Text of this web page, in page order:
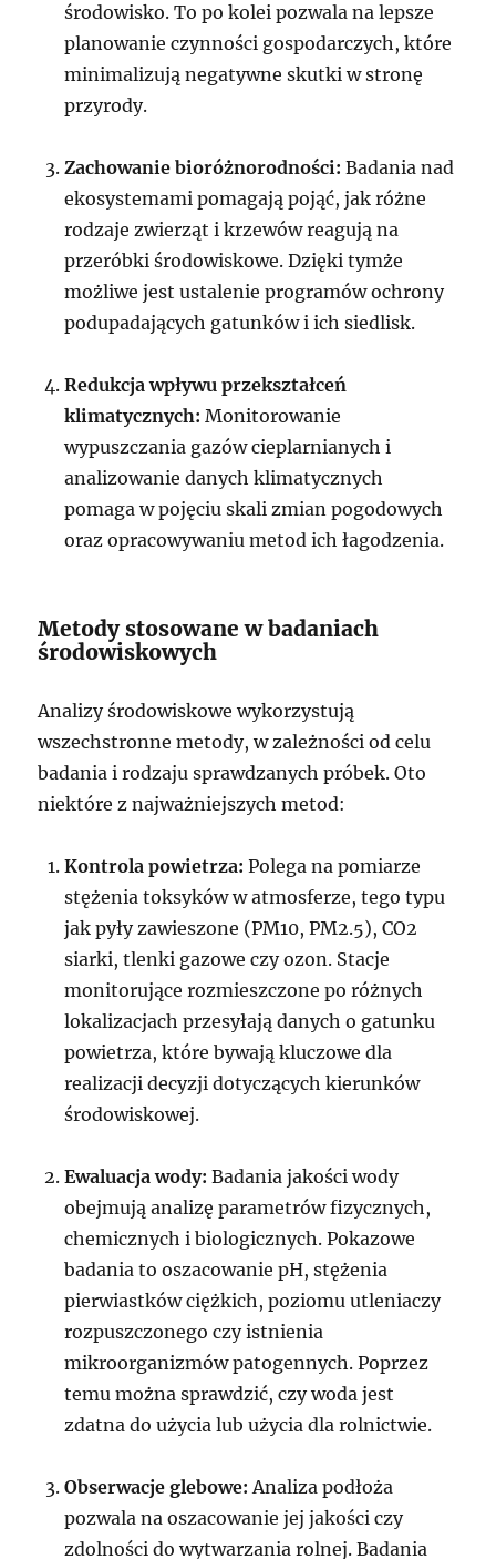
środowisko. To po kolei pozwala na lepsze
planowanie czynności gospodarczych, które
minimalizują negatywne skutki w stronę
przyrody.
Zachowanie bioróżnorodności: Badania nad
ekosystemami pomagają pojąć, jak różne
rodzaje zwierząt i krzewów reagują na
przeróbki środowiskowe. Dzięki tymże
możliwe jest ustalenie programów ochrony
podupadających gatunków i ich siedlisk.
Redukcja wpływu przekształceń
klimatycznych: Monitorowanie
wypuszczania gazów cieplarnianych i
analizowanie danych klimatycznych
pomaga w pojęciu skali zmian pogodowych
oraz opracowywaniu metod ich łagodzenia.
Metody stosowane w badaniach
środowiskowych
Analizy środowiskowe wykorzystują
wszechstronne metody, w zależności od celu
badania i rodzaju sprawdzanych próbek. Oto
niektóre z najważniejszych metod:
Kontrola powietrza: Polega na pomiarze
stężenia toksyków w atmosferze, tego typu
jak pyły zawieszone (PM10, PM2.5), CO2
siarki, tlenki gazowe czy ozon. Stacje
monitorujące rozmieszczone po różnych
lokalizacjach przesyłają danych o gatunku
powietrza, które bywają kluczowe dla
realizacji decyzji dotyczących kierunków
środowiskowej.
Ewaluacja wody: Badania jakości wody
obejmują analizę parametrów fizycznych,
chemicznych i biologicznych. Pokazowe
badania to oszacowanie pH, stężenia
pierwiastków ciężkich, poziomu utleniaczy
rozpuszczonego czy istnienia
mikroorganizmów patogennych. Poprzez
temu można sprawdzić, czy woda jest
zdatna do użycia lub użycia dla rolnictwie.
Obserwacje glebowe: Analiza podłoża
pozwala na oszacowanie jej jakości czy
zdolności do wytwarzania rolnej. Badania